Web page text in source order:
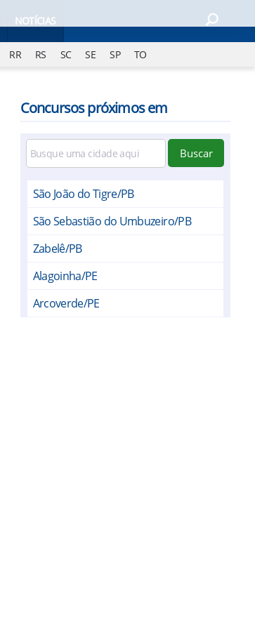
NOTÍCIAS
RR RS SC SE SP TO
Concursos próximos em
Buscar
São João do Tigre/PB
São Sebastião do Umbuzeiro/PB
Zabelê/PB
Alagoinha/PE
Arcoverde/PE